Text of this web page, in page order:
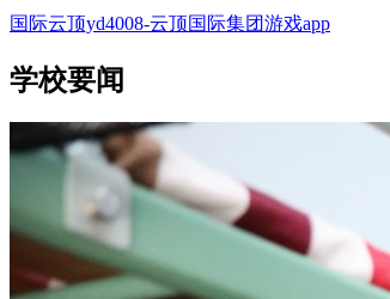
国际云顶yd4008-云顶国际集团游戏app
学校要闻